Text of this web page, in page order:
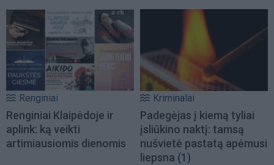
Renginiai
Renginiai Klaipėdoje ir
aplink: ką veikti
artimiausiomis dienomis
Kriminalai
Padegėjas į kiemą tyliai
įsliūkino naktį: tamsą
nušvietė pastatą apėmusi
liepsna (1)